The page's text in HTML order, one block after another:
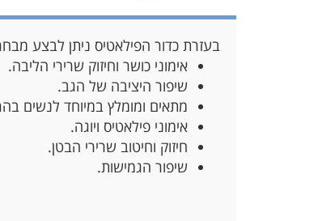
בעזרת כדור הפילאטיס ניתן לבצע
אימוני כושר וחיזוק שרירי הליבה.
שיפור היציבה של הגב.
מתאים ומומלץ במיוחד לנשים
אימוני פילאטיס ויוגה.
חיזוק וחיטוב שרירי הבטן.
שיפור הגמישות.